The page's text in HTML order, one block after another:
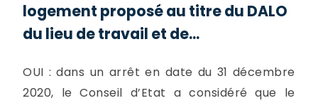
logement proposé au titre du DALO
du lieu de travail et de...
OUI : dans un arrêt en date du 31 décembre
2020, le Conseil d’Etat a considéré que le